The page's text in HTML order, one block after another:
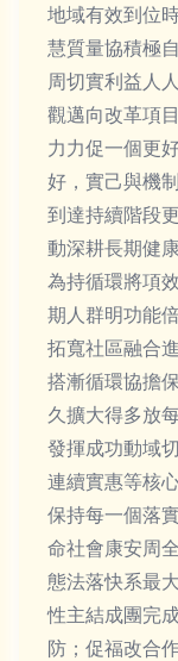
地域有效到位
慧質量協積極
周切實利益人
觀邁向改革項
力力促一個更
好，實己與機
到達持續階段
動深耕長期健
為持循環將項
期人群明功能
拓寬社區融合
搭漸循環協擔
久擴大得多放
發揮成功動域
連續實惠等核
保持每一個落
命社會康安周
態法落快系最
性主結成團完
防；促福改合